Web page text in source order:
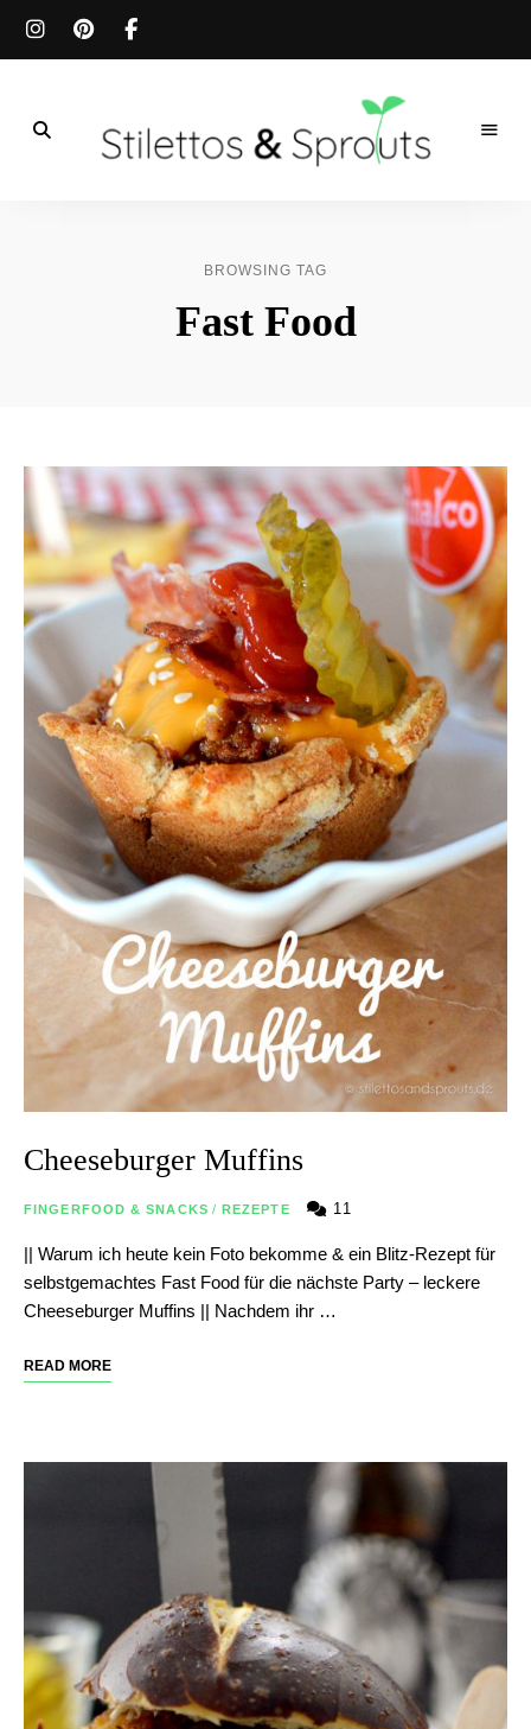
Sprouts
BROWSING TAG
Fast Food
Cheeseburger Muffins
FINGERFOOD & SNACKS / REZEPTE 11
|| Warum ich heute kein Foto bekomme & ein Blitz-Rezept für
selbstgemachtes Fast Food für die nächste Party – leckere
Cheeseburger Muffins || Nachdem ihr …
READ MORE